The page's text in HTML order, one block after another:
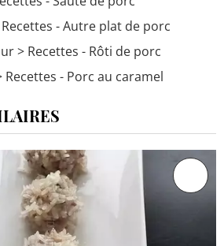
- Autre plat de porc
> Recettes - Rôti de porc
Recettes - Porc au caramel